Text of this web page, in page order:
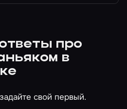
про
в
свой первый.